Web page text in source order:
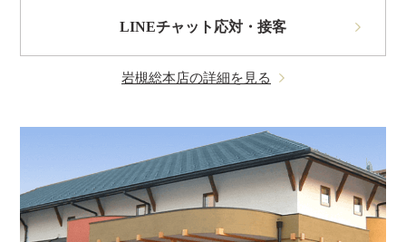
LINEチャット応対・接客
岩槻総本店の詳細を見る